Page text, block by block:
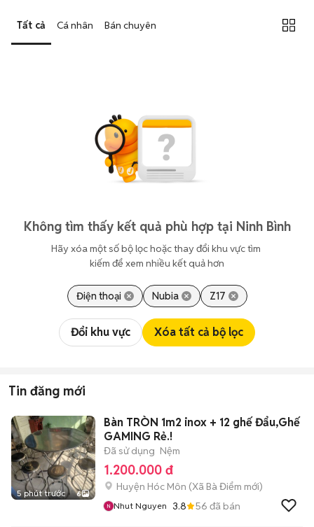
Tất cả Cá nhân Bán chuyên
Không tìm thấy kết quả phù hợp tại Ninh Bình
Hãy xóa một số bộ lọc hoặc thay đổi khu vực tìm
kiếm để xem nhiều kết quả hơn
Điện thoại Nubia Z17
Đổi khu vực Xóa tất cả bộ lọc
Tin đăng mới
5 phút trước 6
Bàn TRÒN 1m2 inox + 12 ghế Đẩu,Ghế
GAMING Rẻ.!
Đã sử dụng Nệm
1.200.000 đ
Huyện Hóc Môn (Xã Bà Điểm mới)
Nhut Nguyen 3.8 56 đã bán